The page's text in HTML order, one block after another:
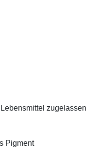
zugelassen
Pigment